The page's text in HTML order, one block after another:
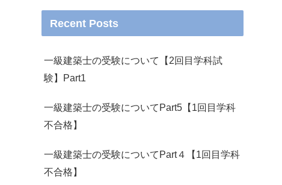
Recent Posts
一級建築士の受験について【2回目学科試
験】Part1
一級建築士の受験についてPart5【1回目学科
不合格】
一級建築士の受験についてPart４【1回目学科
不合格】